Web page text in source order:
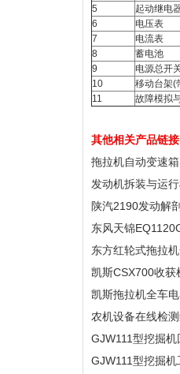
5
起动继电
6
电压表
7
电流表
8
蓄电池
9
电源总开
10
移动台架(
11
故障模拟
其他相关产品链接
拖拉机自动变速
发动机拆装与运
陕汽2190发动解
东风天锦
东方红轮式拖拉
凯斯CSX700收获
凯斯拖拉机全车
农机设备在线检
GJW111型挖掘
GJW111型挖掘机